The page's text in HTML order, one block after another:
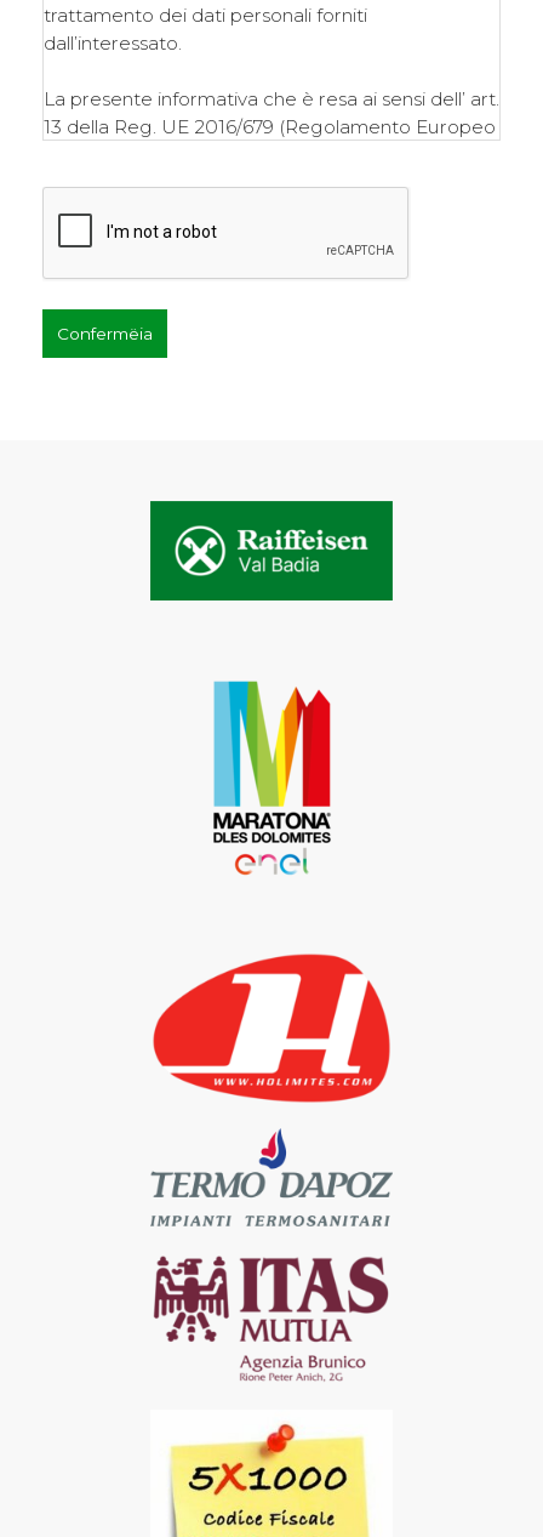
trattamento dei dati personali forniti
dall’interessato.
La presente informativa che è resa ai sensi dell’ art.
13 della Reg. UE 2016/679 (Regolamento Europeo
dell’art. 13 D.Lgs. 30.6.2003 n. 196 (Codice Privacy).
1. TITOLARE DEL TRATTAMENTO
Badia ASD.
dell’adesione all’associazione.
3. FINALITÀ E LICEITA’ DEL TRATTAMENTO
liceità ex art. 6 lett. b del Reg. UE 2016/679, ovvero
per l’adesione e la partecipazione all’associazione
e lo svolgimento della attività proposte a favore
degli associati, ed in particolare:
- iscrizione nel libro soci;
- partecipazione alla vita associativa;
- informazione sulle attività e sulle altre iniziative
- iscrizioni a gare e manifestazioni
- adempiere agli obblighi contrattuali, di legge e
finalità amministrativo-contabile. Ai fini
dell’applicazione delle disposizioni in materia di
protezione dei dati personali, i trattamenti
effettuati per finalità amministrativo-contabili sono
quelli connessi allo svolgimento delle attività di
natura organizzativa, amministrativa, finanziaria e
contabile, a prescindere dalla natura dei dati
- adempiere agli obblighi previsti dalla legge, da
un regolamento, dalla normativa comunitaria o da
un ordine dell’Autorità (come ad esempio in
materia di antiriciclaggio);
- esercitare i diritti del Titolare, ad esempio il diritto
4. CONSENSO ALL'UTILIZZO DELLA PROPRIA
Con l'iscrizione all'associazione si autorizza l'uso